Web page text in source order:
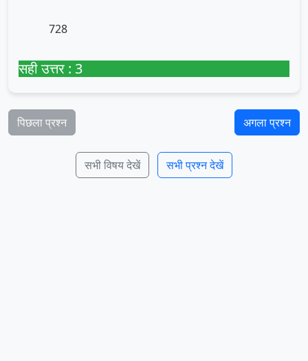
728
सही उत्तर : 3
पिछला प्रश्न अगला प्रश्न
सभी विषय देखें सभी प्रश्न देखें